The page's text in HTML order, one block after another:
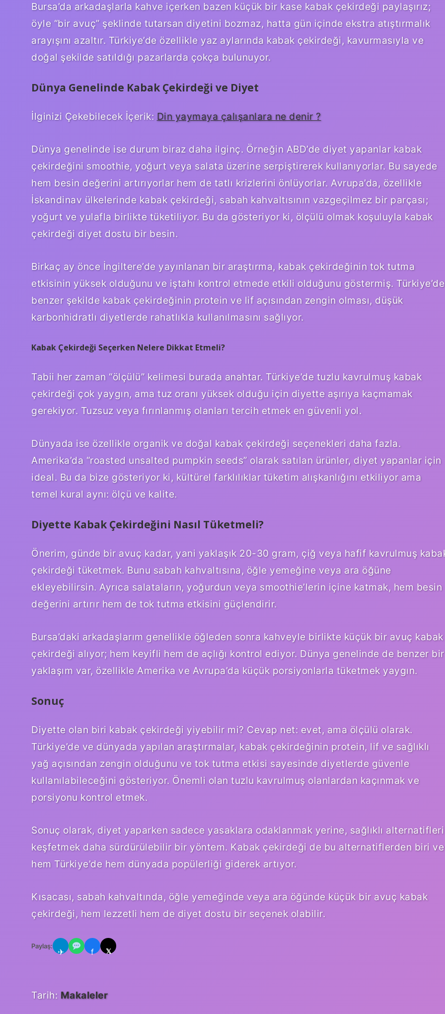
Bursa’da arkadaşlarla kahve içerken bazen küçük bir kase kabak çekirdeği paylaşırız;
öyle “bir avuç” şeklinde tutarsan diyetini bozmaz, hatta gün içinde ekstra atıştırmalık
arayışını azaltır. Türkiye’de özellikle yaz aylarında kabak çekirdeği, kavurmasıyla ve
doğal şekilde satıldığı pazarlarda çokça bulunuyor.
Dünya Genelinde Kabak Çekirdeği ve Diyet
İlginizi Çekebilecek İçerik: Din yaymaya çalışanlara ne denir ?
Dünya genelinde ise durum biraz daha ilginç. Örneğin ABD’de diyet yapanlar kabak
çekirdeğini smoothie, yoğurt veya salata üzerine serpiştirerek kullanıyorlar. Bu sayede
hem besin değerini artırıyorlar hem de tatlı krizlerini önlüyorlar. Avrupa’da, özellikle
İskandinav ülkelerinde kabak çekirdeği, sabah kahvaltısının vazgeçilmez bir parçası;
yoğurt ve yulafla birlikte tüketiliyor. Bu da gösteriyor ki, ölçülü olmak koşuluyla kabak
çekirdeği diyet dostu bir besin.
Birkaç ay önce İngiltere’de yayınlanan bir araştırma, kabak çekirdeğinin tok tutma
etkisinin yüksek olduğunu ve iştahı kontrol etmede etkili olduğunu göstermiş. Türkiye’de
benzer şekilde kabak çekirdeğinin protein ve lif açısından zengin olması, düşük
karbonhidratlı diyetlerde rahatlıkla kullanılmasını sağlıyor.
Kabak Çekirdeği Seçerken Nelere Dikkat Etmeli?
Tabii her zaman “ölçülü” kelimesi burada anahtar. Türkiye’de tuzlu kavrulmuş kabak
çekirdeği çok yaygın, ama tuz oranı yüksek olduğu için diyette aşırıya kaçmamak
gerekiyor. Tuzsuz veya fırınlanmış olanları tercih etmek en güvenli yol.
Dünyada ise özellikle organik ve doğal kabak çekirdeği seçenekleri daha fazla.
Amerika’da “roasted unsalted pumpkin seeds” olarak satılan ürünler, diyet yapanlar için
ideal. Bu da bize gösteriyor ki, kültürel farklılıklar tüketim alışkanlığını etkiliyor ama
temel kural aynı: ölçü ve kalite.
Diyette Kabak Çekirdeğini Nasıl Tüketmeli?
Önerim, günde bir avuç kadar, yani yaklaşık 20-30 gram, çiğ veya hafif kavrulmuş
çekirdeği tüketmek. Bunu sabah kahvaltısına, öğle yemeğine veya ara öğüne
ekleyebilirsin. Ayrıca salataların, yoğurdun veya smoothie’lerin içine katmak, hem besin
değerini artırır hem de tok tutma etkisini güçlendirir.
Bursa’daki arkadaşlarım genellikle öğleden sonra kahveyle birlikte küçük bir avuç kabak
çekirdeği alıyor; hem keyifli hem de açlığı kontrol ediyor. Dünya genelinde de benzer bir
yaklaşım var, özellikle Amerika ve Avrupa’da küçük porsiyonlarla tüketmek yaygın.
Sonuç
Diyette olan biri kabak çekirdeği yiyebilir mi? Cevap net: evet, ama ölçülü olarak.
Türkiye’de ve dünyada yapılan araştırmalar, kabak çekirdeğinin protein, lif ve sağlıklı
yağ açısından zengin olduğunu ve tok tutma etkisi sayesinde diyetlerde güvenle
kullanılabileceğini gösteriyor. Önemli olan tuzlu kavrulmuş olanlardan kaçınmak ve
porsiyonu kontrol etmek.
Sonuç olarak, diyet yaparken sadece yasaklara odaklanmak yerine, sağlıklı alternatifleri
keşfetmek daha sürdürülebilir bir yöntem. Kabak çekirdeği de bu alternatiflerden biri ve
hem Türkiye’de hem dünyada popülerliği giderek artıyor.
Kısacası, sabah kahvaltında, öğle yemeğinde veya ara öğünde küçük bir avuç kabak
çekirdeği, hem lezzetli hem de diyet dostu bir seçenek olabilir.
Paylaş:
✈ f 𝕏
Tarih: Makaleler